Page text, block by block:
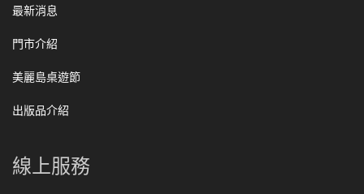
最新消息
門市介紹
美麗島桌遊節
出版品介紹
線上服務